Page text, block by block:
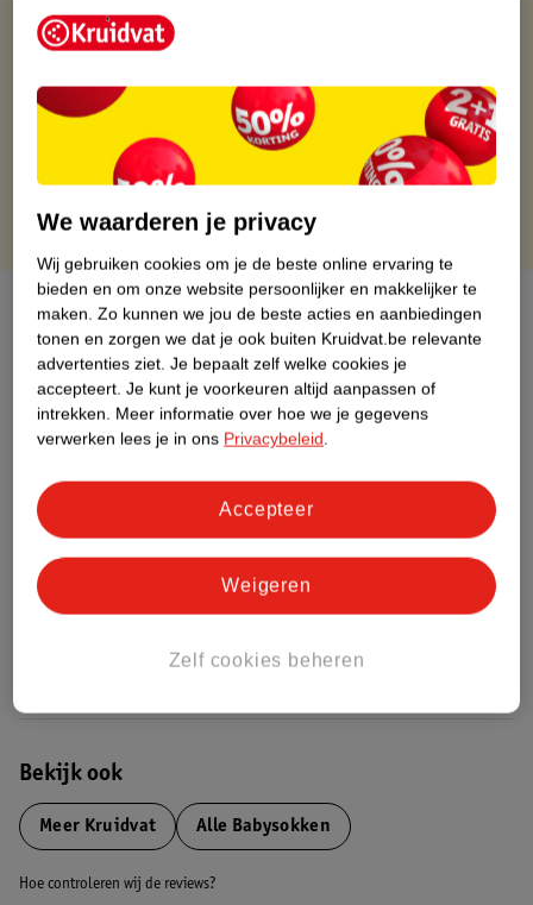
Gratis ophalen in de winkel
Gratis thuisbezorgd vanaf 50.00
Gratis retourneren binnen 30 dagen
Gratis punten met je Kruidvat kaart
Over dit product
Productinformatie
Etiketinformatie
Nature Impact Score
Dit product heeft (nog) geen Nature
Impact Score.
Meer informatie
Bekijk ook
Meer Kruidvat Alle Babysokken
Hoe controleren wij de reviews?
We waarderen je privacy
Wij gebruiken cookies om je de beste online ervaring te
bieden en om onze website persoonlijker en makkelijker te
maken. Zo kunnen we jou de beste acties en aanbiedingen
tonen en zorgen we dat je ook buiten Kruidvat.be relevante
advertenties ziet. Je bepaalt zelf welke cookies je
accepteert. Je kunt je voorkeuren altijd aanpassen of
intrekken. Meer informatie over hoe we je gegevens
verwerken lees je in ons Privacybeleid.
Zelf cookies beheren
Weigeren
Accepteer